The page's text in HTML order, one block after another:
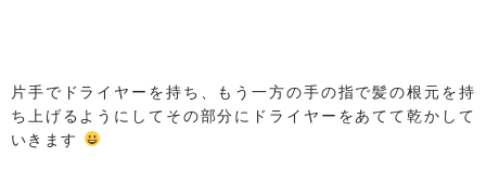
片手でドライヤーを持ち、もう一方の手の指で髪の根元を持
ち上げるようにしてその部分にドライヤーをあてて乾かして
いきます